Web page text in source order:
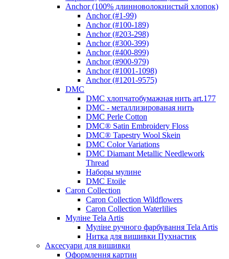
Anchor (100% длинноволокнистый хлопок)
Anchor (#1-99)
Anchor (#100-189)
Anchor (#203-298)
Anchor (#300-399)
Anchor (#400-899)
Anchor (#900-979)
Anchor (#1001-1098)
Anchor (#1201-9575)
DMC
DMC хлопчатобумажная нить art.177
DMC - металлизированая нить
DMC Perle Cotton
DMC® Satin Embroidery Floss
DMC® Tapestry Wool Skein
DMC Color Variations
DMC Diamant Metallic Needlework
Thread
Наборы мулине
DMC Etoile
Caron Collection
Caron Collection Wildflowers
Caron Collection Waterlilies
Муліне Tela Artis
Муліне ручного фарбування Tela Artis
Нитка для вишивки Пухнастик
Аксесуари для вишивки
Оформлення картин